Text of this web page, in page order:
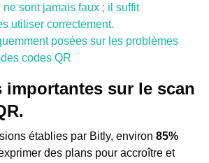
ne sont jamais faux ; il suffit
utiliser correctement.
posées sur les problèmes
codes QR
importantes sur le scan
établies par Bitly, environ 85%
des plans pour accroître et